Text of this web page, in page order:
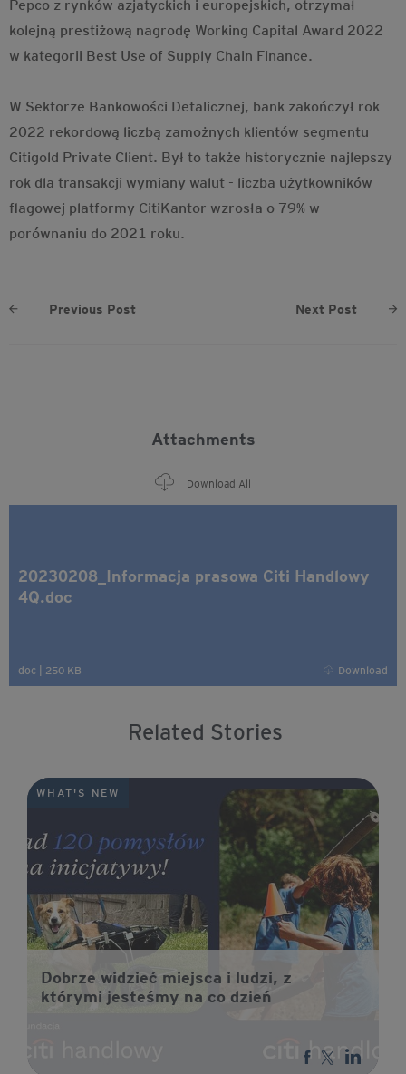
Pepco z rynków azjatyckich i europejskich, otrzymał
kolejną prestiżową nagrodę Working Capital Award 2022
w kategorii Best Use of Supply Chain Finance.
W Sektorze Bankowości Detalicznej, bank zakończył rok
2022 rekordową liczbą zamożnych klientów segmentu
Citigold Private Client. Był to także historycznie najlepszy
rok dla transakcji wymiany walut - liczba użytkowników
flagowej platformy CitiKantor wzrosła o 79% w
porównaniu do 2021 roku.
Previous Post Next Post
Attachments
Download All
20230208_Informacja prasowa Citi Handlowy
4Q.doc
doc 250 KB Download
Related Stories
WHAT'S NEW
Dobrze widzieć miejsca i ludzi, z
którymi jesteśmy na co dzień